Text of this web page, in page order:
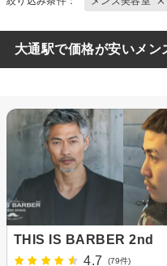
大通駅で価格が安いメ
THIS IS BARBER 2nd
4.7
(79件)